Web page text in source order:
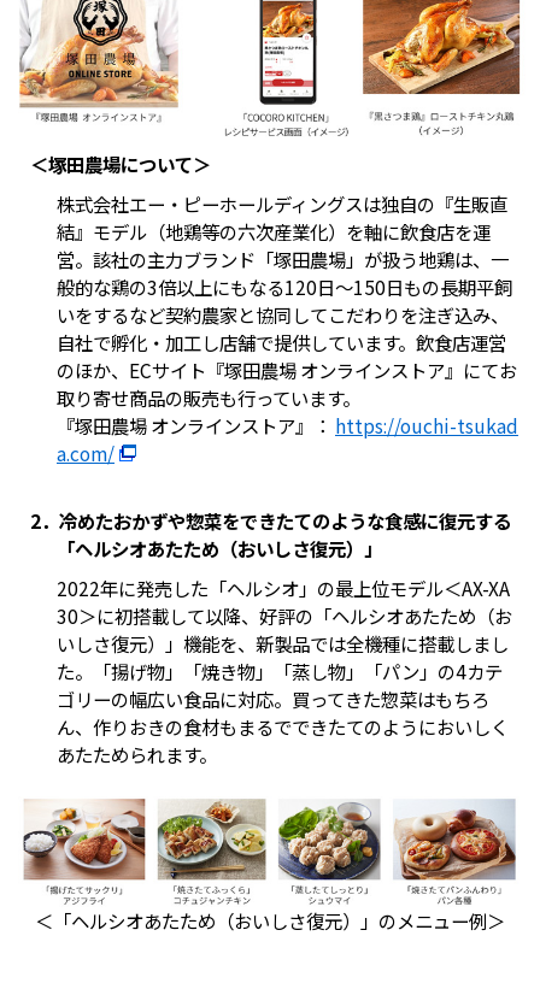
＜塚田農場について＞
株式会社エー・ピーホールディングスは独自の『生販直
結』モデル（地鶏等の六次産業化）を軸に飲食店を運
営。該社の主力ブランド「塚田農場」が扱う地鶏は、一
般的な鶏の3倍以上にもなる120日～150日もの長期平飼
いをするなど契約農家と協同してこだわりを注ぎ込み、
自社で孵化・加工し店舗で提供しています。飲食店運営
のほか、ECサイト『塚田農場 オンラインストア』にてお
取り寄せ商品の販売も行っています。
『塚田農場 オンラインストア』： https://ouchi-tsukad
a.com/
2．冷めたおかずや惣菜をできたてのような食感に復元する
「ヘルシオあたため（おいしさ復元）」
2022年に発売した「ヘルシオ」の最上位モデル＜AX-XA
30＞に初搭載して以降、好評の「ヘルシオあたため（お
いしさ復元）」機能を、新製品では全機種に搭載しまし
た。「揚げ物」「焼き物」「蒸し物」「パン」の4カテ
ゴリーの幅広い食品に対応。買ってきた惣菜はもちろ
ん、作りおきの食材もまるでできたてのようにおいしく
あたためられます。
＜「ヘルシオあたため（おいしさ復元）」のメニュー例＞